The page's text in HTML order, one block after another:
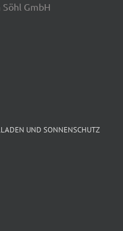
GmbH
UND SONNENSCHUTZ